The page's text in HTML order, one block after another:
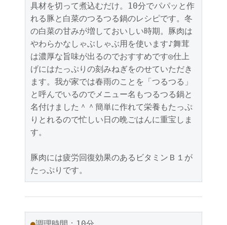
具材を切って煮込むだけ。10分でパパッと作
れる豚と白菜のつるつる鍋のレシピです。冬
の白菜の甘みが増しておいしい時期。豚肉は
やわらかなしゃぶしゃぶ用を使います♪舞茸
は濃厚な旨味が出るのでおすすめです◎仕上
げにはたっぷりの刻みねぎをのせていただき
ます。我が家では春雨のことを「つるつる」
と呼んでいるのでメニュー名もつるつる鍋と
名付けました＾＾簡単に作れて栄養もたっぷ
りとれるので忙しい日の晩ごはんに重宝しま
す。
豚肉には疲労回復効果のあるビタミンＢ１が
たっぷりです。